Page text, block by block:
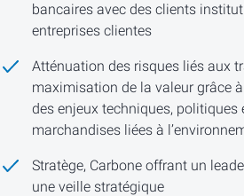
bancaires avec des clients
entreprises clientes
Atténuation des risques liés aux
maximisation de la valeur grâce
des enjeux techniques,
marchandises liées à
Stratège, Carbone offrant un
une veille stratégique